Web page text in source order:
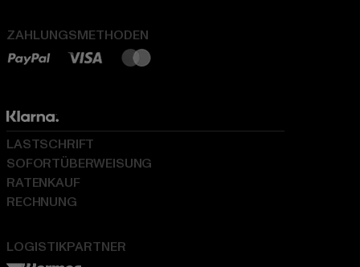
ZAHLUNGSMETHODEN
LOGISTIKPARTNER
LASTSCHRIFT
SOFORTÜBERWEISUNG
RATENKAUF
RECHNUNG